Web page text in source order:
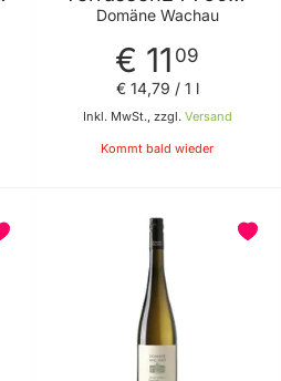
von Domäne Wachau
Domäne Wachau
€ 11 09
Inkl. MwSt., zzgl. Versand
€ 14,79 / 1 l
Kommt bald wieder